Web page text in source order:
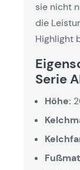
sie nicht
die
Highlight
Serie
Höhe: